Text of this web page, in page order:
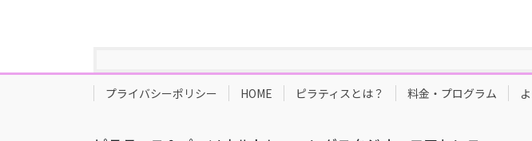
プライバシーポリシー HOME ピラティスとは？ 料金・プログラム